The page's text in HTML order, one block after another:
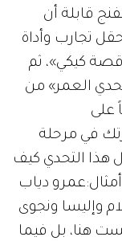
قابلة أن
تجارب وأداة
كيكي»، ثم
العمر» من
على
في مرحلة
هذا التحدي كيف
دياب
وإليسا ونجوى
المفارقة ليست هنا، بل فيما